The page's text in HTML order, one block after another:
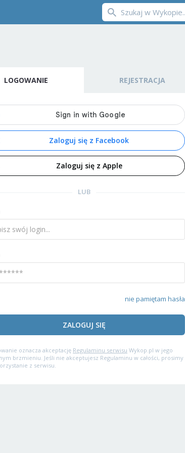
LOGOWANIE REJESTRACJA
Zaloguj się z Facebook
Zaloguj się z Apple
LUB
nie pamiętam hasła
ZALOGUJ SIĘ
oznacza akceptację Regulaminu serwisu Wykop.pl w jego
brzmieniu. Jeśli nie akceptujesz Regulaminu w całości, prosimy
z serwisu.